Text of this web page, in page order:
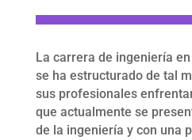
La carrera de ingeniería
se ha estructurado de tal
sus profesionales
que actualmente se
de la ingeniería y con una